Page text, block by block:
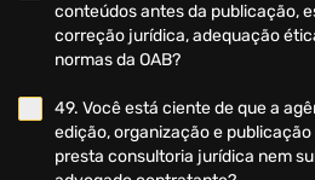
conteúdos antes da publicação,
correção jurídica, adequação
normas da OAB?
49. Você está ciente de que a
edição, organização e
presta consultoria jurídica nem